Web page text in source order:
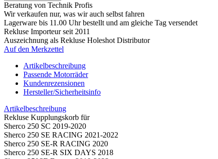
Beratung von Technik Profis
Wir verkaufen nur, was wir auch selbst fahren
Lagerware bis 11.00 Uhr bestellt und am gleiche Tag versendet
Rekluse Importeur seit 2011
Auszeichnung als Rekluse Holeshot Distributor
Auf den Merkzettel
Artikelbeschreibung
Passende Motorräder
Kundenrezensionen
Hersteller/Sicherheitsinfo
Artikelbeschreibung
Rekluse Kupplungskorb für
Sherco 250 SC 2019-2020
Sherco 250 SE RACING 2021-2022
Sherco 250 SE-R RACING 2020
Sherco 250 SE-R SIX DAYS 2018